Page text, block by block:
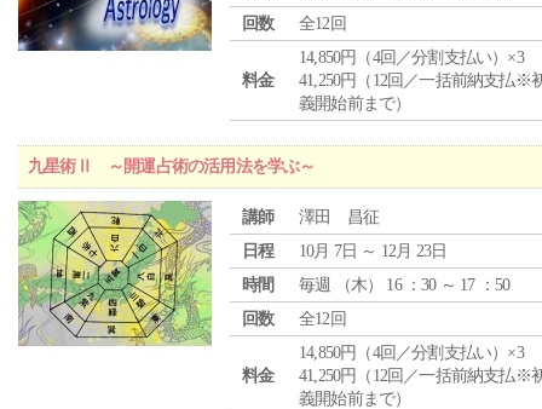
回数
全12回
料金
14,850円（4回／分割支払い）×3
41,250円（12回／一括前納支払※
義開始前まで）
九星術Ⅱ ～開運占術の活用法を学ぶ～
講師
澤田 昌征
日程
10月 7日 ～ 12月 23日
時間
毎週 （木） 16 ：30 ～ 17 ：50
回数
全12回
料金
14,850円（4回／分割支払い）×3
41,250円（12回／一括前納支払※
義開始前まで）